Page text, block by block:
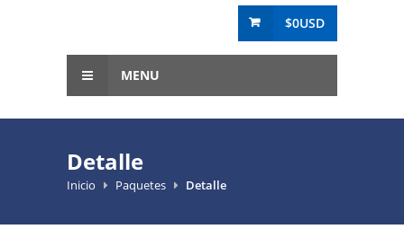
$0USD
MENU
Detalle
Inicio Paquetes Detalle